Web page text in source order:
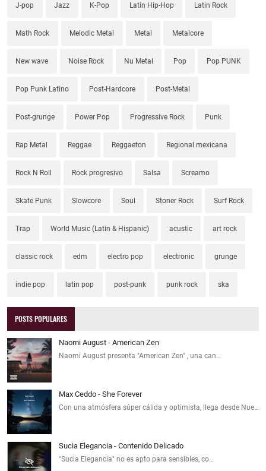
J-pop Jazz K-Pop Latin Hip-Hop Latin Rock
Math Rock Melodic Metal Metal Metalcore
New wave Noise Rock Nu Metal Pop Pop PUNK
Pop Punk Latino Post-Hardcore Post-Metal
Post-grunge Power Pop Progressive Rock Punk
Rap Metal Reggae Reggaeton Regional mexicana
Rock N Roll Rock progresivo Salsa Screamo
Skate Punk Slowcore Soul Stoner Rock Surf Rock
Trap World Music (Latin & Hispanic) acustic art rock
classic rock edm electro pop electronic grunge
indie pop latin pop post-punk punk rock ska
POSTS POPULARES
Naomi August - American Zen
Naomi August presenta "American Zen" , una can…
Max Ceddo - She Forever
Con una atmósfera súper cálida y optimista, llega desde Nue…
Sucia Elegancia - Contenido Delicado
"Sucia Elegancia" no es apto para sensibles, co…